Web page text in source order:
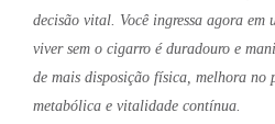
decisão vital Você ingressa agora em
viver sem o cigarro é duradouro e
de mais disposição física, melhora no
metabólica e vitalidade contínua